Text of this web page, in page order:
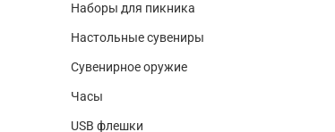
Наборы для пикника
Настольные сувениры
Сувенирное оружие
Часы
USB флешки